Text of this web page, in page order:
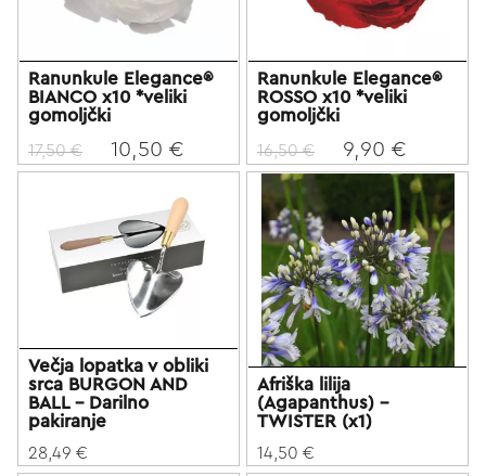
Ranunkule Elegance®
BIANCO x10 *veliki
gomoljčki
17,50 € 10,50 €
Ranunkule Elegance®
ROSSO x10 *veliki
gomoljčki
16,50 € 9,90 €
Večja lopatka v obliki
srca BURGON AND
BALL - Darilno
pakiranje
28,49 €
Afriška lilija
(Agapanthus) -
TWISTER (x1)
14,50 €